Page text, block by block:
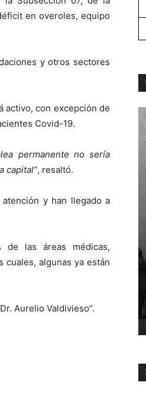
en overoles, equipo
y otros sectores
activo, con excepción de
Covid-19.
permanente no sería
capital”, resaltó.
y han llegado a
de las áreas médicas,
cuales, algunas ya están
Aurelio Valdivieso”.